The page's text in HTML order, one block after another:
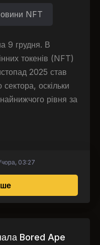
NFT
9 грудня. В
токенів (NFT)
2025 став
оскільки
рівня за
про Щомісячні
03:27
Bored Ape